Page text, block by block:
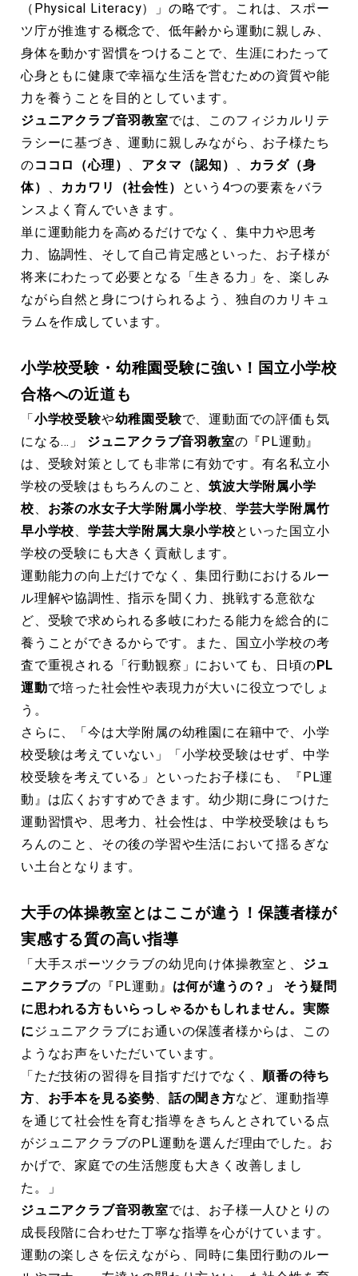
（Physical Literacy）」の略です。これは、スポー
ツ庁が推進する概念で、低年齢から運動に親しみ、
身体を動かす習慣をつけることで、生涯にわたって
心身ともに健康で幸福な生活を営むための資質や能
力を養うことを目的としています。
ジュニアクラブ音羽教室では、このフィジカルリテ
ラシーに基づき、運動に親しみながら、お子様たち
のココロ（心理） 、 アタマ（認知） 、 カラダ（身
体）
、 カカワリ（社会性）
という4つの要素をバラ
ンスよく育んでいきます。
単に運動能力を高めるだけでなく、集中力や思考
力、協調性、そして自己肯定感といった、お子様が
将来にわたって必要となる「生きる力」を、楽しみ
ながら自然と身につけられるよう、独自のカリキュ
ラムを作成しています。
小学校受験・幼稚園受験に強い！国立小学校
合格への近道も
「小学校受験や幼稚園受験で、運動面での評価も気
になる…」 ジュニアクラブ音羽教室の『PL運動』
は、受験対策としても非常に有効です。有名私立小
学校の受験はもちろんのこと、筑波大学附属小学
校、 お茶の水女子大学附属小学校、 学芸大学附属竹
早小学校、学芸大学附属大泉小学校といった国立小
学校の受験にも大きく貢献します。
運動能力の向上だけでなく、集団行動におけるルー
ル理解や協調性、指示を聞く力、挑戦する意欲な
ど、受験で求められる多岐にわたる能力を総合的に
養うことができるからです。また、国立小学校の考
査で重視される「行動観察」においても、日頃のPL
運動で培った社会性や表現力が大いに役立つでしょ
う。
さらに、「今は大学附属の幼稚園に在籍中で、小学
校受験は考えていない」「小学校受験はせず、中学
校受験を考えている」といったお子様にも、『PL運
動』は広くおすすめできます。幼少期に身につけた
運動習慣や、思考力、社会性は、中学校受験はもち
ろんのこと、その後の学習や生活において揺るぎな
い土台となります。
大手の体操教室とはここが違う！保護者様が
実感する質の高い指導
「大手スポーツクラブの幼児向け体操教室と、 ジュ
ニアクラブの『PL運動』 は何が違うの？」 そう疑問
に思われる方もいらっしゃるかもしれません。実際
に ジュニアクラブにお通いの保護者様からは、この
ようなお声をいただいています。
「ただ技術の習得を目指すだけでなく、 順番の待ち
方、 お手本を見る姿勢、 話の聞き方など、運動指導
を通じて社会性を育む指導をきちんとされている点
がジュニアクラブのPL運動を選んだ理由でした。お
かげで、家庭での生活態度も大きく改善しまし
た。」
ジュニアクラブ音羽教室では、お子様一人ひとりの
成長段階に合わせた丁寧な指導を心がけています。
運動の楽しさを伝えながら、同時に集団行動のルー